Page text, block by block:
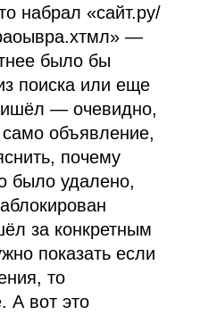
набрал «сайт.ру/
—
было бы
поиска или еще
— очевидно,
объявление,
почему
было удалено,
за конкретным
показать если
то
А вот это